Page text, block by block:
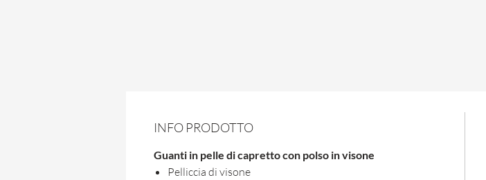
INFO PRODOTTO
Guanti in pelle di capretto con polso in visone
Pelliccia di visone